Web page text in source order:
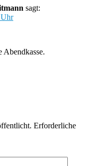
sagt:
Uhr
Abendkasse.
Erforderliche